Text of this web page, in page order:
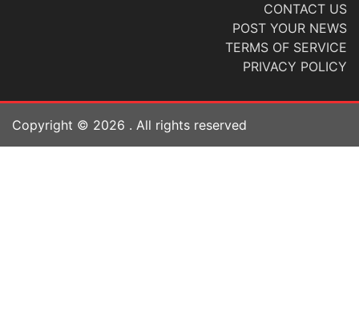
CONTACT US
POST YOUR NEWS
TERMS OF SERVICE
PRIVACY POLICY
Copyright © 2026 . All rights reserved